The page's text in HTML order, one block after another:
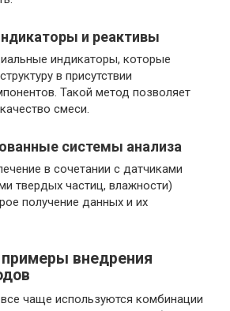
и реактивы
индикаторы, которые
в присутствии
Такой метод позволяет
смеси.
системы анализа
в сочетании с датчиками
твердых частиц, влажности)
получение данных и их
внедрения
чаще используются комбинации